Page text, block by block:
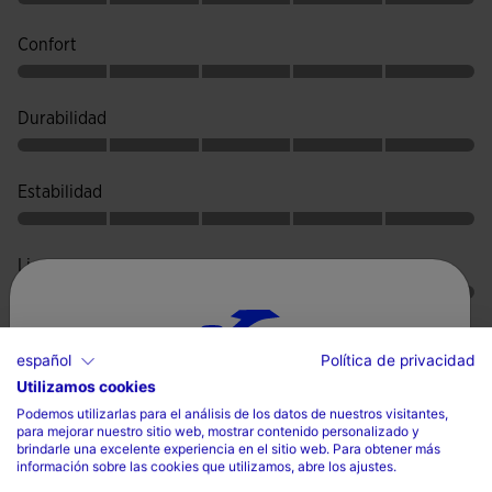
Confort
Durabilidad
Estabilidad
Ligereza
Valoraciones (2)
Selecciona tu país e idioma
País
España
español
Política de privacidad
Utilizamos cookies
Podemos utilizarlas para el análisis de los datos de nuestros visitantes,
para mejorar nuestro sitio web, mostrar contenido personalizado y
brindarle una excelente experiencia en el sitio web. Para obtener más
información sobre las cookies que utilizamos, abre los ajustes.